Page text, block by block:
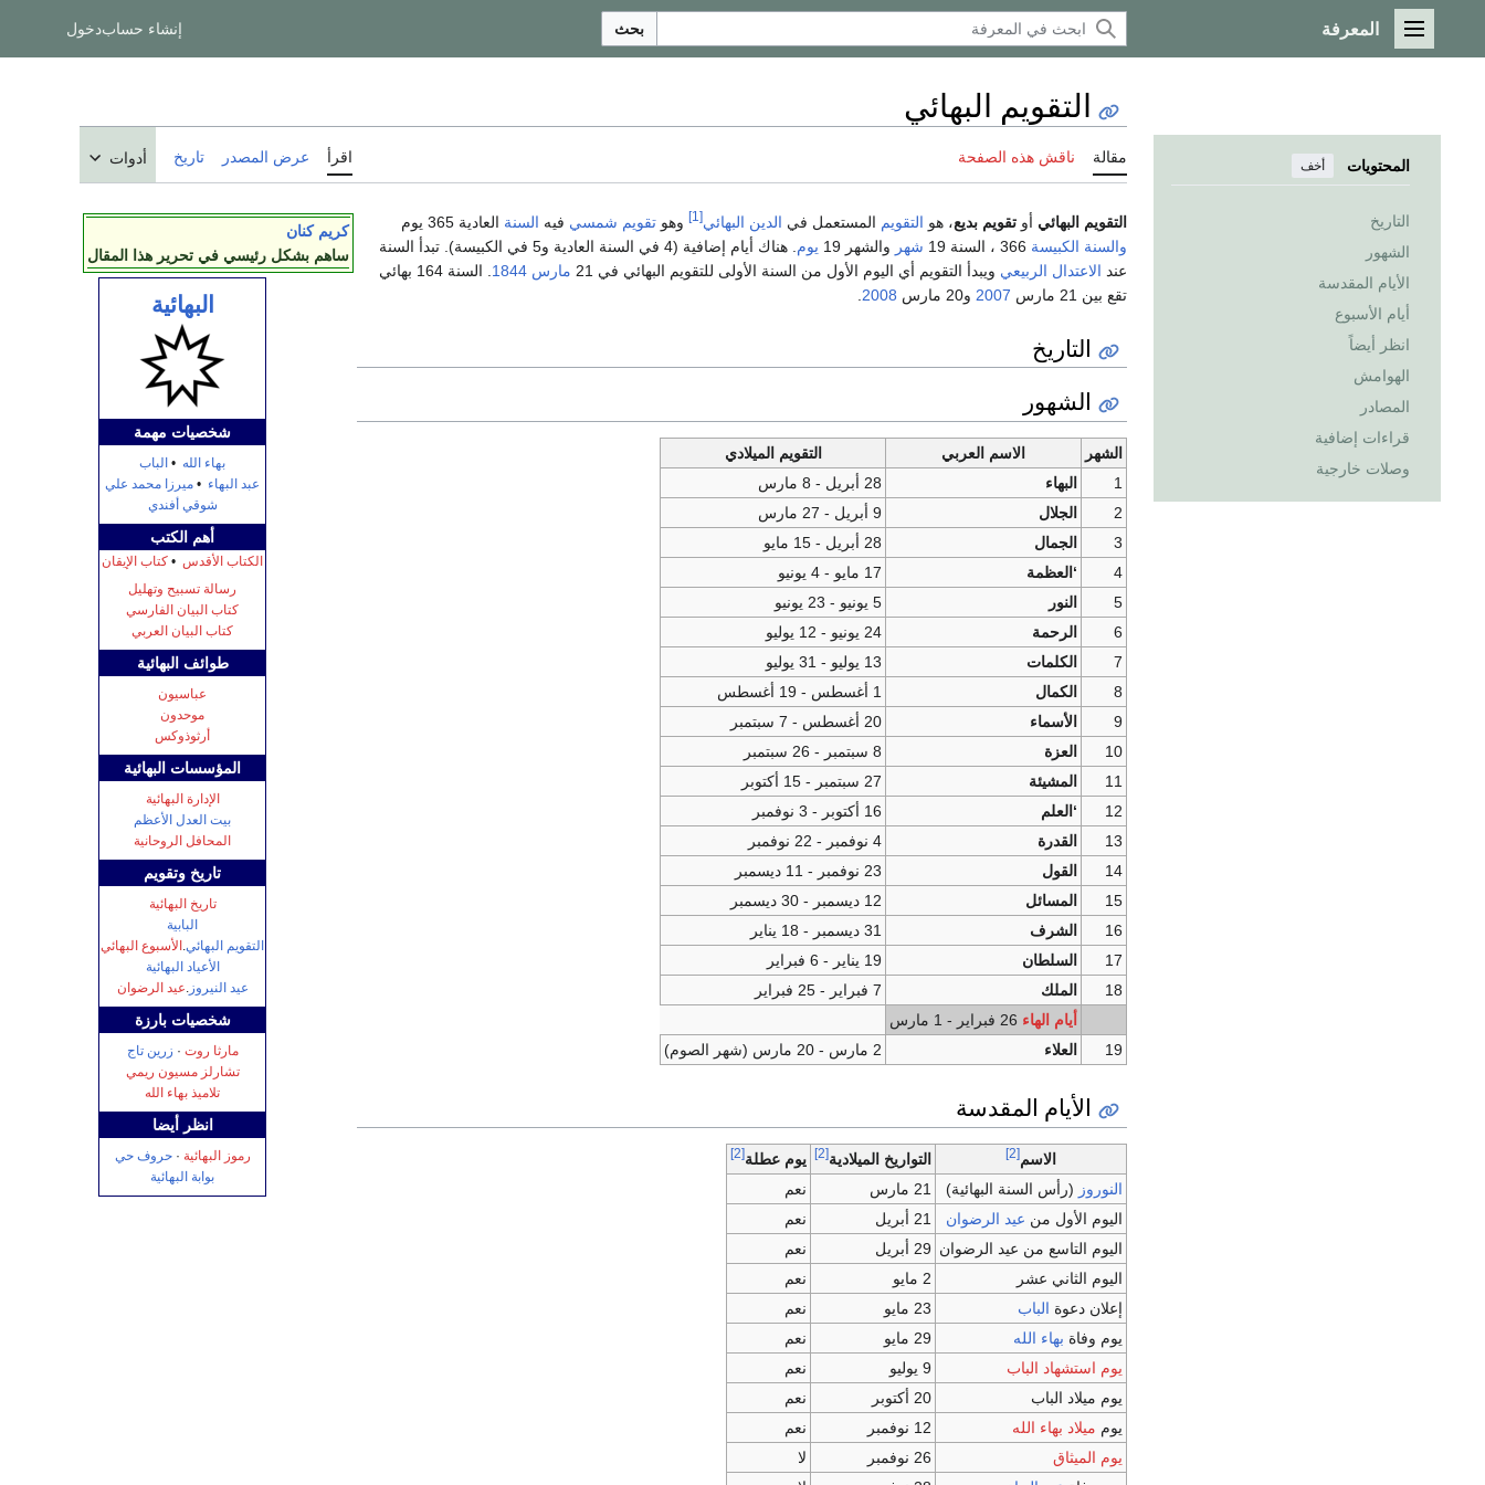
القائمة الرئيسية
المعرفة بحث إنشاء حسابدخول
المحتويات أخف
التاريخ
الشهور
الأيام المقدسة
أيام الأسبوع
انظر أيضاً
الهوامش
المصادر
قراءات إضافية
وصلات خارجية
التقويم البهائي
مقالة ناقش هذه الصفحة اقرأ عرض المصدر تاريخ أدوات
كريم كنان
ساهم بشكل رئيسي في تحرير هذا المقال
البهائية
شخصیات مهمة
بهاء الله • الباب
عبد البهاء • ميرزا محمد علي
شوقي أفندي
أهم الكتب
الکتاب الأقدس • كتاب الإيقان
رسالة تسبيح وتهليل
کتاب البیان الفارسي
کتاب البيان العربي
طوائف البهائية
عباسيون
موحدون
أرثوذوكس
المؤسسات البهائية
الإدارة البهائية
بيت العدل الأعظم
المحافل الروحانية
تاریخ وتقويم
تاريخ البهائية
البابية
التقويم البهائي. الأسبوع البهائي
الأعياد البهائية
عيد النيروز.عيد الرضوان
شخصیات‌ بارزة
مارثا روت · زرين تاج
تشارلز مسيون ريمي
تلاميذ بهاء الله
انظر أيضا
رموز البهائية ·حروف حي
بوابة البهائية
التقويم البهائي أو تقويم بديع، هو التقويم المستعمل في الدين البهائي[1] وهو تقويم شمسي فيه السنة العادية 365 يوم
والسنة الكبيسة
شهر والشهر 19 يوم
. هناك أيام إضافية (4 في السنة العادية و5 في الكبيسة). تبدأ السنة
عند الاعتدال الربيعي ويبدأ التقويم أي اليوم الأول من السنة الأولى للتقويم البهائي في 21 مارس 1844
. السنة 164 بهائي
تقع بين 21 مارس
2007 و20 مارس 2008
التاريخ
الشهور
الشهر الاسم العربي
التقويم الميلادي
1
البهاء
28 أبريل - 8 مارس
2
الجلال
9 أبريل - 27 مارس
3
الجمال
28 أبريل - 15 مايو
4
‘العظمة
17 مايو - 4 يونيو
5
النور
5 يونيو - 23 يونيو
6
الرحمة
24 يونيو - 12 يوليو
7
الكلمات
13 يوليو - 31 يوليو
8
الكمال
1 أغسطس - 19 أغسطس
9
الأسماء
20 أغسطس - 7 سبتمبر
10
العزة
8 سبتمبر - 26 سبتمبر
11
المشيئة
27 سبتمبر - 15 أكتوبر
12
‘العلم
16 أكتوبر - 3 نوفمبر
13
القدرة
4 نوفمبر - 22 نوفمبر
14
القول
23 نوفمبر - 11 ديسمبر
15
المسائل
12 ديسمبر - 30 ديسمبر
16
الشرف
31 ديسمبر - 18 يناير
17
السلطان
19 يناير - 6 فبراير
18
الملك
7 فبراير - 25 فبراير
أيام الهاء
19
العلاء 2 مارس - 20 مارس (شهر الصوم)
الأيام المقدسة
الاسم[2] التواريخ الميلادية[2] يوم عطلة[2]
النوروز (رأس السنة البهائية) 21 مارس
نعم
اليوم الأول من عيد الرضوان 21 أبريل
نعم
اليوم التاسع من عيد الرضوان 29 أبريل
نعم
اليوم الثاني عشر
2 مايو
نعم
إعلان دعوة الباب 23 مايو
نعم
يوم وفاة بهاء الله 29 مايو
نعم
يوم استشهاد الباب
9 يوليو
نعم
يوم ميلاد الباب
20 أكتوبر
نعم
يوم ميلاد بهاء الله 12 نوفمبر
نعم
يوم الميثاق
26 نوفمبر
لا